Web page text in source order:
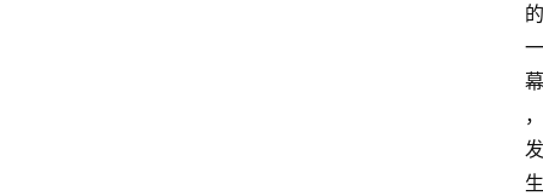
的
一
幕
，
发
生